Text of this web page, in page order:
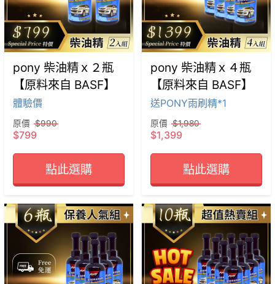
pony 柴油精ｘ２瓶
【原料來自 BASF】
體驗價
原價 $990
$799
點此選購
pony 柴油精ｘ４瓶
【原料來自 BASF】
送PONY雨刷精*1
原價 $1,980
$1,399
點此選購